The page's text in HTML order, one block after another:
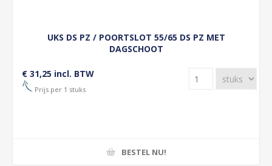
UKS DS PZ / POORTSLOT 55/65 DS PZ MET
DAGSCHOOT
€ 31,25 incl. BTW
Prijs per 1 stuks
BESTEL NU!